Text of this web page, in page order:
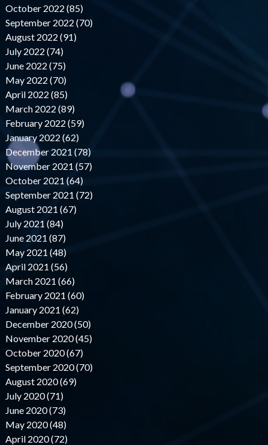
October 2022 (85)
September 2022 (70)
August 2022 (91)
July 2022 (74)
June 2022 (75)
May 2022 (70)
April 2022 (85)
March 2022 (89)
February 2022 (59)
January 2022 (62)
December 2021 (78)
November 2021 (57)
October 2021 (64)
September 2021 (72)
August 2021 (67)
July 2021 (84)
June 2021 (87)
May 2021 (48)
April 2021 (56)
March 2021 (66)
February 2021 (60)
January 2021 (62)
December 2020 (50)
November 2020 (45)
October 2020 (67)
September 2020 (70)
August 2020 (69)
July 2020 (71)
June 2020 (73)
May 2020 (48)
April 2020 (72)